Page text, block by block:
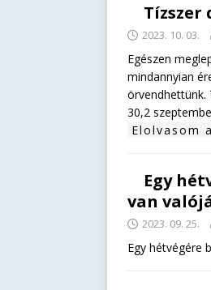
Tízszer
2023. 10. 03.
Egészen
mindannyian
örvendhettünk.
30,2
Elolvasom
Egy
van
2023. 09. 25.
Egy hétvégére